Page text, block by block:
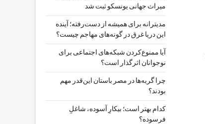
میراث جهانی یونسکو ثبت شد
مدیترانه برای همیشه از دست‌رفته؛ آینده
این دریا غرق در گونه‌های مهاجم چیست؟
آیا ممنوع‌کردن شبکه‌های اجتماعی برای
نوجوانان اثرگذار است؟
چرا گربه‌ها در مصر باستان این‌قدر مهم
بودند؟
کدام بهتر است؛ بیکارِ آسوده، شاغلِ
فرسوده؟